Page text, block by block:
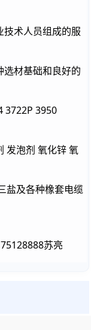
术人员组成的服
材基础和良好的
3722P 3950
发泡剂 氧化锌 氧
盐及各种橡套电缆
苏亮